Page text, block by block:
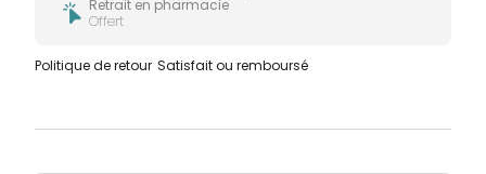
Retrait en pharmacie
Offert
Politique de retour Satisfait ou remboursé